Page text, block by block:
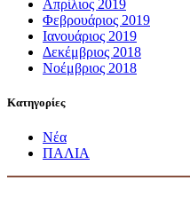
Απρίλιος 2019
Φεβρουάριος 2019
Ιανουάριος 2019
Δεκέμβριος 2018
Νοέμβριος 2018
Kατηγορίες
Νέα
ΠΑΛΙΑ